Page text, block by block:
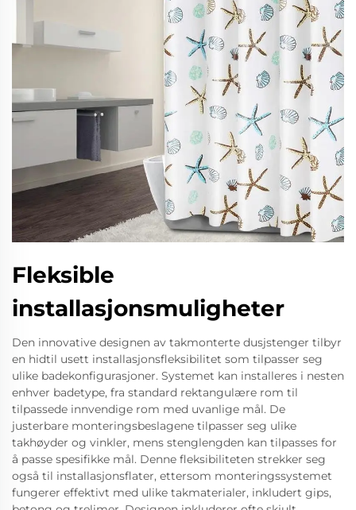
Fleksible
installasjonsmuligheter
Den innovative designen av takmonterte dusjstenger tilbyr
en hidtil usett installasjonsfleksibilitet som tilpasser seg
ulike badekonfigurasjoner. Systemet kan installeres i nesten
enhver badetype, fra standard rektangulære rom til
tilpassede innvendige rom med uvanlige mål. De
justerbare monteringsbeslagene tilpasser seg ulike
takhøyder og vinkler, mens stenglengden kan tilpasses for
å passe spesifikke mål. Denne fleksibiliteten strekker seg
også til installasjonsflater, ettersom monteringssystemet
fungerer effektivt med ulike takmaterialer, inkludert gips,